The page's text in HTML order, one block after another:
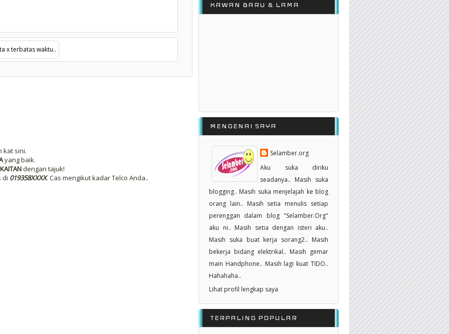
x terbatas waktu..
kat sini.
yang baik.
dengan tajuk!
di 019358XXXX. Cas mengikut kadar Telco Anda..
KAWAN BARU & LAMA
MENGENAI SAYA
Selamber.org
Aku suka diriku
seadanya.. Masih suka
blogging.. Masih suka menjelajah ke blog
orang lain.. Masih setia menulis setiap
perenggan dalam blog "Selamber.Org"
aku ni.. Masih setia dengan isteri aku..
Masih suka buat kerja sorang2.. Masih
bekerja bidang elektrikal.. Masih gemar
main Handphone.. Masih lagi kuat TIDO..
Hahahaha..
Lihat profil lengkap saya
TERPALING POPULAR